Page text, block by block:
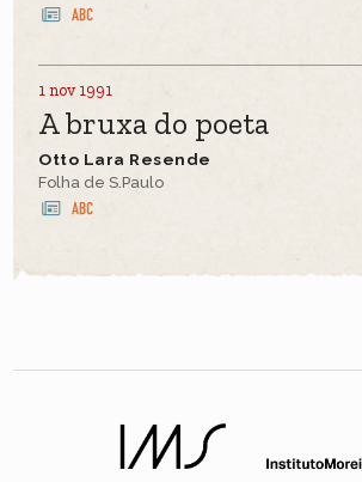
1 nov 1991
A bruxa do poeta
Otto Lara Resende
Folha de S.Paulo